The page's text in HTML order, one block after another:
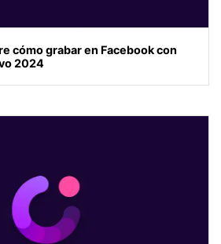
cómo grabar en Facebook con
2024